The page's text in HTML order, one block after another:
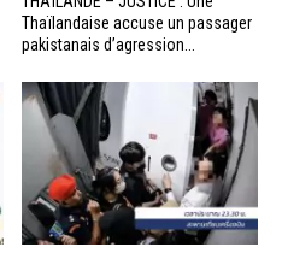
Thaïlandaise accuse un passager
pakistanais d’agression...